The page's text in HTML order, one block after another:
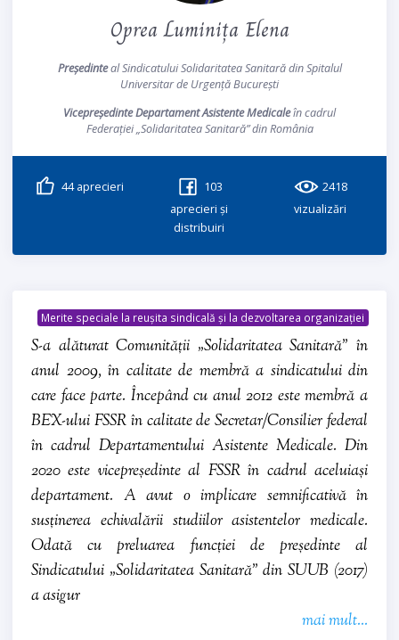
Oprea Luminița Elena
Președinteal Sindicatului Solidaritatea Sanitară din Spitalul
Universitar de Urgență București
Vicepreședinte Departament Asistente Medicaleîn cadrul
Federației „Solidaritatea Sanitară” din România
44aprecieri
103
aprecieri și
distribuiri
2418
vizualizări
Merite speciale la reușita sindicală și la dezvoltarea organizației
S-a alăturat Comunității „Solidaritatea Sanitară” în
anul 2009, în calitate de membră a sindicatului din
care face parte. Începând cu anul 2012 este membră a
BEX-ului FSSR în calitate de Secretar/Consilier federal
în cadrul Departamentului Asistente Medicale. Din
2020 este vicepreședinte al FSSR în cadrul aceluiași
departament. A avut o implicare semnificativă în
susținerea echivalării studiilor asistentelor medicale.
Odată cu preluarea funcției de președinte al
Sindicatului „Solidaritatea Sanitară” din SUUB (2017)
a asigur
mai mult...